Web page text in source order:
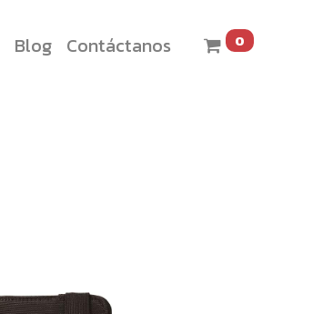
Blog Contáctanos 0